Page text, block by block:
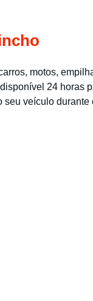
motos,
24 horas
veículo durante